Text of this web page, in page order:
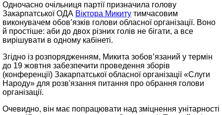
Одночасно очільниця партії призначила голову
Закарпатської ОДА Віктора Микиту тимчасовим
виконувачем обов’язків голови обласної організації. Воно
й простіше: аби до двох різних голів не бігати, а все
вирішувати в одному кабінеті.
Згідно із розпорядженням, Микита зобов’язаний у термін
до 19 жовтня забезпечити проведення зборів
(конференції) Закарпатської обласної організації «Слуги
Народу» для розв'язання питання про обрання голови
організації.
Очевидно, він має попрацювати над зміцнення унітарності